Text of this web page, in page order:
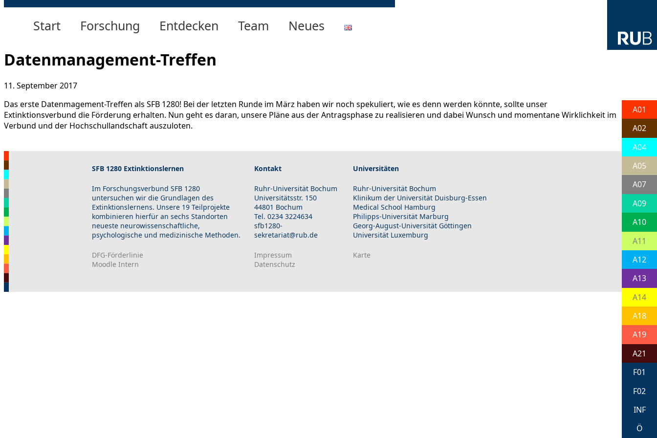
Start Forschung Entdecken Team Neues
A01
A02
A04
A05
A07
A09
A10
A11
A12
A13
A14
A18
A19
A21
F01
F02
INF
Ö
Datenmanagement-Treffen
11. September 2017
Das erste Datenmagement-Treffen als SFB 1280! Bei der letzten Runde im März haben wir noch spekuliert, wie es denn werden könnte, sollte unser
Extinktionsverbund die Förderung erhalten. Nun geht es daran, unsere Pläne aus der Antragsphase zu realisieren und dabei Wunsch und momentane Wirklichkeit im
Verbund und der Hochschullandschaft auszuloten.
SFB 1280 Extinktionslernen Kontakt Universitäten
Im Forschungsverbund SFB 1280
untersuchen wir die Grundlagen des
Extinktionslernens. Unsere 19 Teilprojekte
kombinieren hierfür an sechs Standorten
neueste neurowissenschaftliche,
psychologische und medizinische Methoden.
Ruhr-Universität Bochum
Universitätsstr. 150
44801 Bochum
Tel. 0234 3224634
sfb1280-
sekretariat@rub.de
Ruhr-Universität Bochum
Klinikum der Universität Duisburg-Essen
Medical School Hamburg
Philipps-Universität Marburg
Georg-August-Universität Göttingen
Universität Luxemburg
DFG-Förderlinie
Moodle Intern
Impressum
Datenschutz
Karte